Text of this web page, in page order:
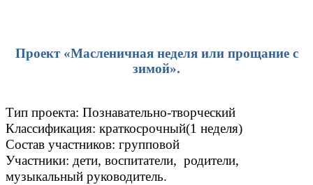
Проект «Масленичная неделя или прощание с
зимой».
Тип проекта: Познавательно-творческий
Классификация: краткосрочный(1 неделя)
Состав участников: групповой
Участники: дети, воспитатели, родители,
музыкальный руководитель.